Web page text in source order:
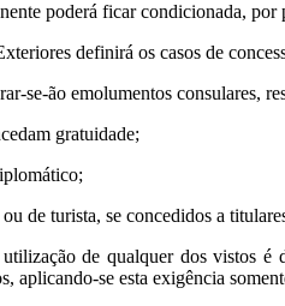
poderá ficar condicionada,
definirá os casos de
se-ão emolumentos consulares,
gratuidade;
de turista, se concedidos a
de qualquer dos vistos é
aplicando-se esta exigência